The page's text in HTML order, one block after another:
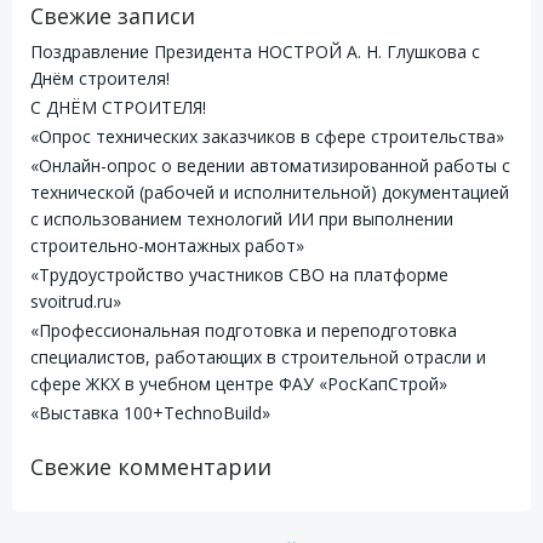
Свежие записи
Поздравление Президента НОСТРОЙ А. Н. Глушкова с
Днём строителя!
С ДНЁМ СТРОИТЕЛЯ!
«Опрос технических заказчиков в сфере строительства»
«Онлайн-опрос о ведении автоматизированной работы с
технической (рабочей и исполнительной) документацией
с использованием технологий ИИ при выполнении
строительно-монтажных работ»
«Трудоустройство участников СВО на платформе
svoitrud.ru»
«Профессиональная подготовка и переподготовка
специалистов, работающих в строительной отрасли и
сфере ЖКХ в учебном центре ФАУ «РосКапСтрой»
«Выставка 100+TechnoBuild»
Свежие комментарии